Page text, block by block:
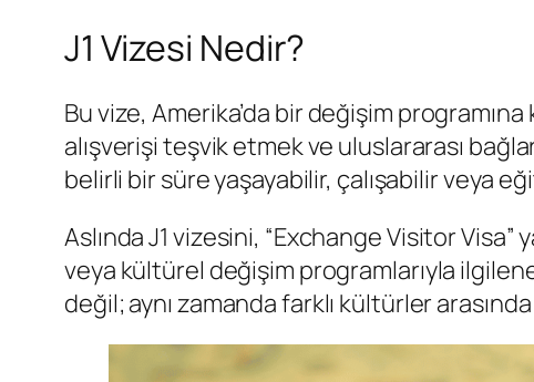
J1 Vizesi Nedir?
Bu vize, Amerika’da bir değişim
alışverişi teşvik etmek ve uluslararası
belirli bir süre yaşayabilir, çalışabilir veya
Aslında J1 vizesini, “Exchange Visitor
veya kültürel değişim programlarıyla
değil; aynı zamanda farklı kültürler